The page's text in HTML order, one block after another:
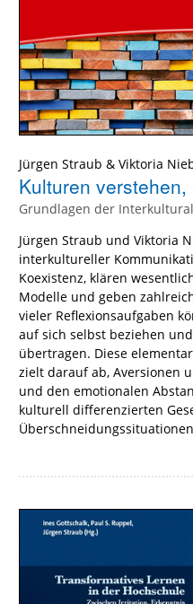
Jürgen Straub & Viktoria
Kulturen
Grundlagen der
Jürgen Straub und Viktoria
interkultureller
Koexistenz, klären
Modelle und geben
vieler Reflexionsaufgaben
auf sich selbst beziehen
übertragen. Diese
zielt darauf ab, Aversionen
und den emotionalen
kulturell differenzierten